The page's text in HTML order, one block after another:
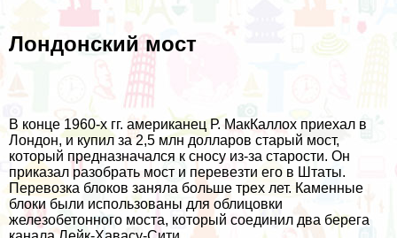
Лондонский мост
В конце 1960-х гг. американец Р. МакКаллох приехал в
Лондон, и купил за 2,5 млн долларов старый мост,
который предназначался к сносу из-за старости. Он
приказал разобрать мост и перевезти его в Штаты.
Перевозка блоков заняла больше трех лет. Каменные
блоки были использованы для облицовки
железобетонного моста, который соединил два берега